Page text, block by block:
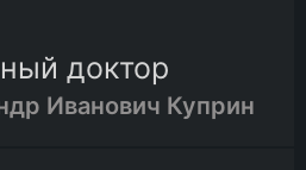
доктор
Иванович Куприн